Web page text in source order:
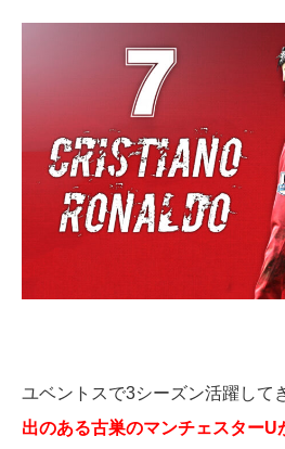
ユベントスで3シーズン活躍して
出のある古巣のマンチェスターU